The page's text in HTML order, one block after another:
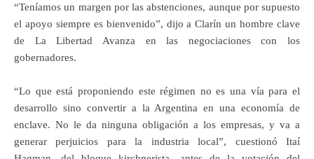
“Teníamos un margen por las abstenciones, aunque por supuesto
el apoyo siempre es bienvenido”, dijo a Clarín un hombre clave
de La Libertad Avanza en las negociaciones con los
gobernadores.
“Lo que está proponiendo este régimen no es una vía para el
desarrollo sino convertir a la Argentina en una economía de
enclave. No le da ninguna obligación a los empresas, y va a
generar perjuicios para la industria local”, cuestionó Itaí